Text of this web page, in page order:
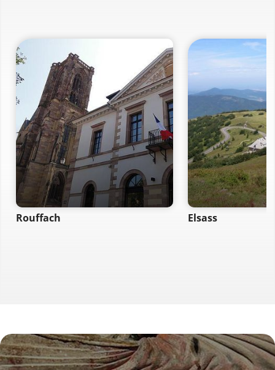
Rouffach Elsass